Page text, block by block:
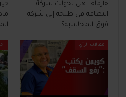
«أرما».. هل تحولت شركة
النظافة في طنجة إلى شركة
فوق المحاسبة؟
مقالات الرأي